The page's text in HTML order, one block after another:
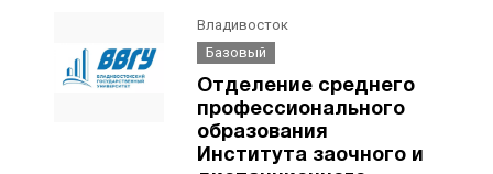
Владивосток
Базовый
Отделение среднего
профессионального
образования
Института заочного и